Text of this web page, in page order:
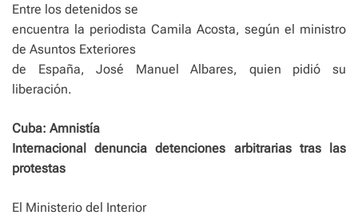
Entre los detenidos se
encuentra la periodista Camila Acosta, según el ministro
de Asuntos Exteriores
de España, José Manuel Albares, quien pidió su
liberación.
Cuba: Amnistía
Internacional denuncia detenciones arbitrarias tras las
protestas
El Ministerio del Interior